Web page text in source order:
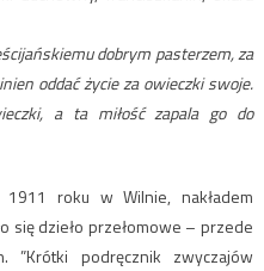
dobrym pasterzem, za
oddać życie za owieczki swoje.
a ta miłość zapala go do
roku w Wilnie, nakładem
się dzieło przełomowe – przede
”Krótki podręcznik zwyczajów